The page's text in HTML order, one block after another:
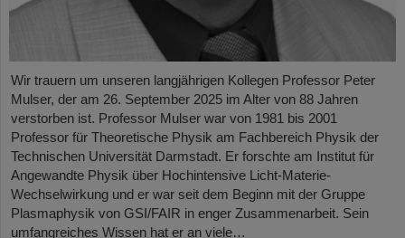
Wir trauern um unseren langjährigen Kollegen Professor Peter
Mulser, der am 26. September 2025 im Alter von 88 Jahren
verstorben ist. Professor Mulser war von 1981 bis 2001
Professor für Theoretische Physik am Fachbereich Physik der
Technischen Universität Darmstadt. Er forschte am Institut für
Angewandte Physik über Hochintensive Licht-Materie-
Wechselwirkung und er war seit dem Beginn mit der Gruppe
Plasmaphysik von GSI/FAIR in enger Zusammenarbeit. Sein
umfangreiches Wissen hat er an viele…